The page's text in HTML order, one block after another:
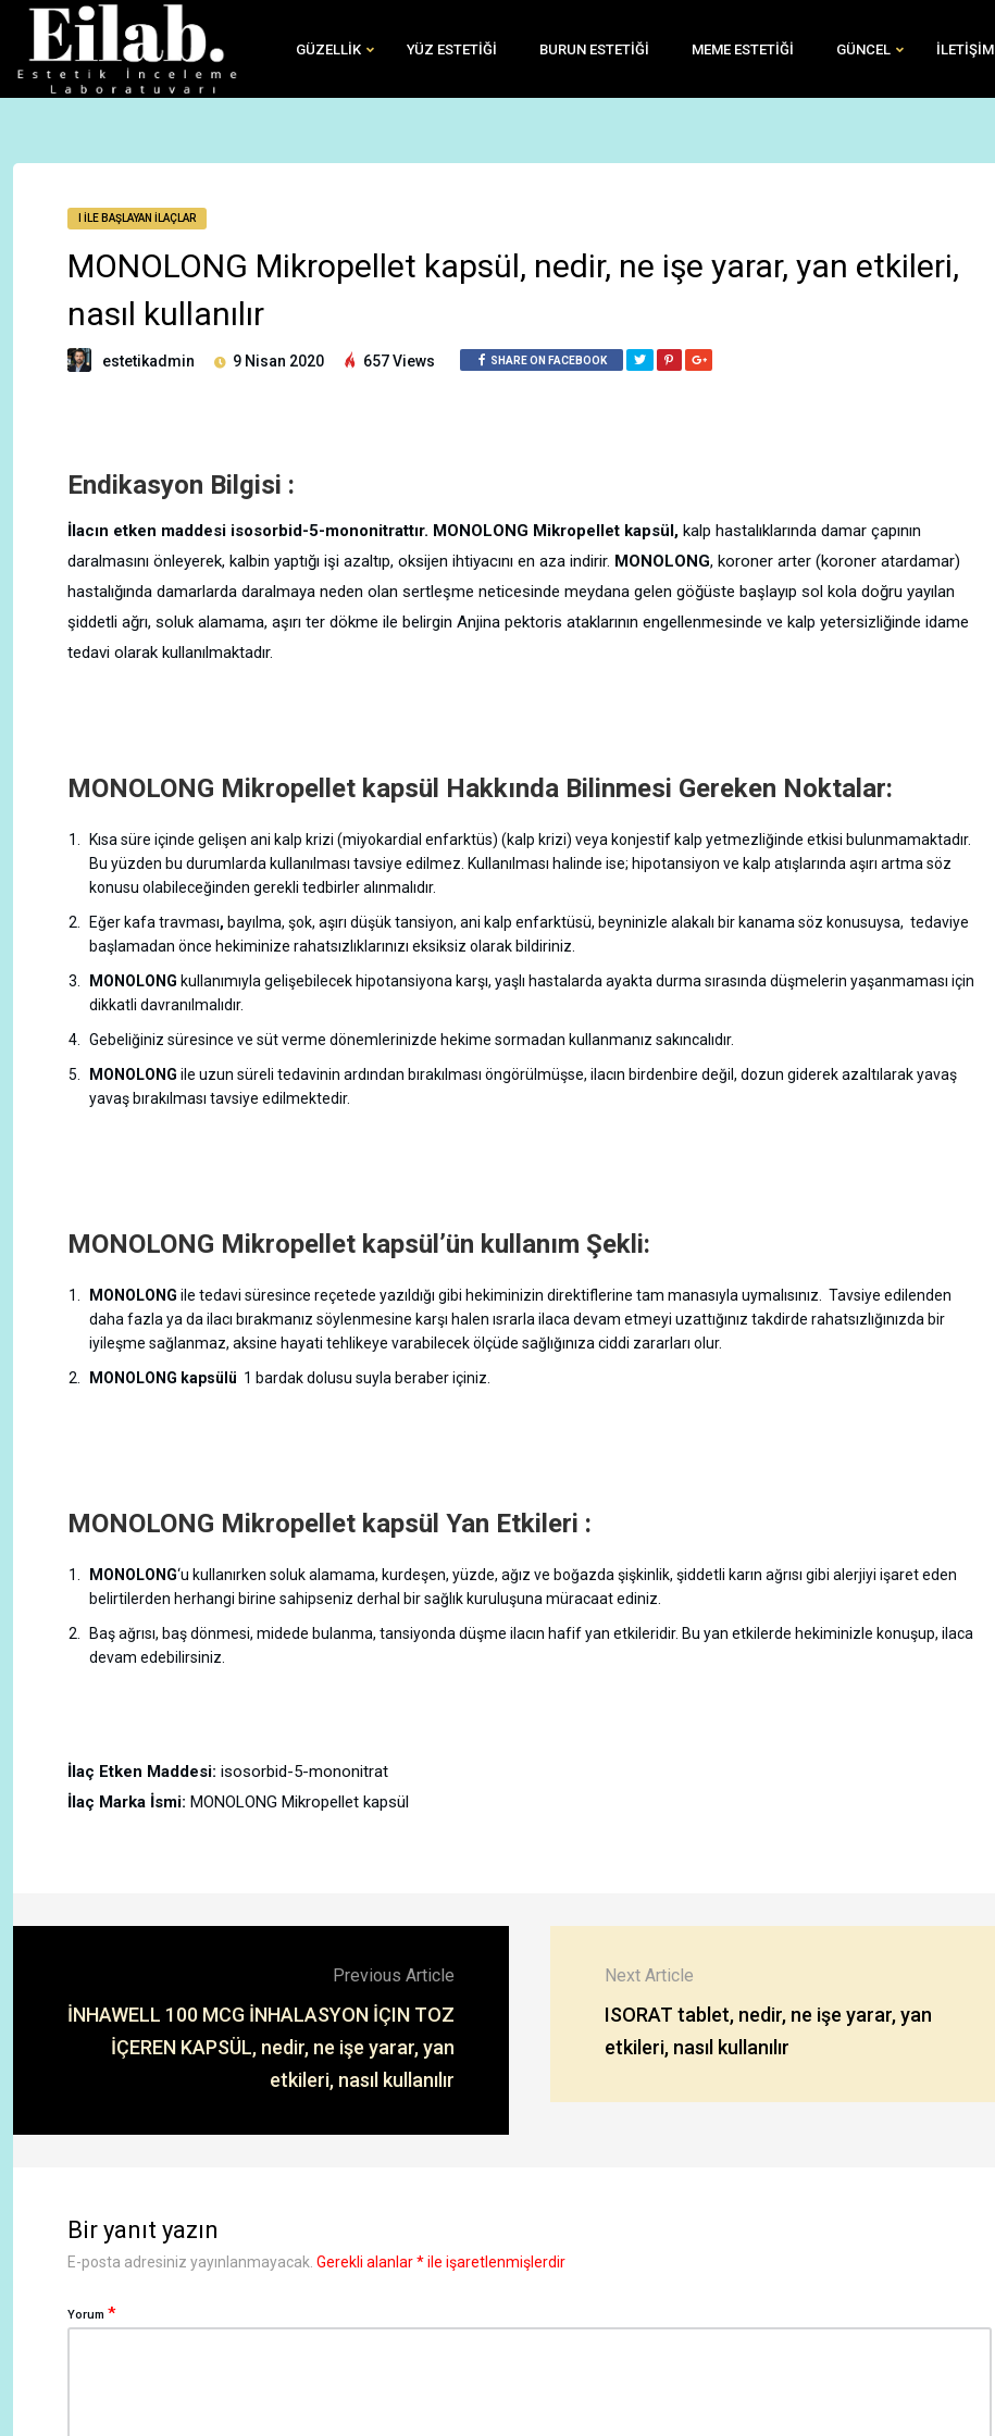
GÜZELLIK YÜZ ESTETIĞI BURUN ESTETIĞI MEME ESTETIĞI GÜNCEL İLETIŞIM
I İLE BAŞLAYAN İLAÇLAR
MONOLONG Mikropellet kapsül, nedir, ne işe yarar, yan etkileri,
nasıl kullanılır
estetikadmin 9 Nisan 2020 657 Views SHARE ON FACEBOOK
Endikasyon Bilgisi :
İlacın etken maddesi isosorbid-5-mononitrattır. MONOLONG Mikropellet kapsül, kalp hastalıklarında damar çapının
daralmasını önleyerek, kalbin yaptığı işi azaltıp, oksijen ihtiyacını en aza indirir. MONOLONG, koroner arter (koroner atardamar)
hastalığında damarlarda daralmaya neden olan sertleşme neticesinde meydana gelen göğüste başlayıp sol kola doğru yayılan
şiddetli ağrı, soluk alamama, aşırı ter dökme ile belirgin Anjina pektoris ataklarının engellenmesinde ve kalp yetersizliğinde idame
tedavi olarak kullanılmaktadır.
MONOLONG Mikropellet kapsül Hakkında Bilinmesi Gereken Noktalar:
Kısa süre içinde gelişen ani kalp krizi (miyokardial enfarktüs) (kalp krizi) veya konjestif kalp yetmezliğinde etkisi bulunmamaktadır.
Bu yüzden bu durumlarda kullanılması tavsiye edilmez. Kullanılması halinde ise; hipotansiyon ve kalp atışlarında aşırı artma söz
konusu olabileceğinden gerekli tedbirler alınmalıdır.
Eğer kafa travması, bayılma, şok, aşırı düşük tansiyon, ani kalp enfarktüsü, beyninizle alakalı bir kanama söz konusuysa, tedaviye
başlamadan önce hekiminize rahatsızlıklarınızı eksiksiz olarak bildiriniz.
MONOLONG kullanımıyla gelişebilecek hipotansiyona karşı, yaşlı hastalarda ayakta durma sırasında düşmelerin yaşanmaması için
dikkatli davranılmalıdır.
Gebeliğiniz süresince ve süt verme dönemlerinizde hekime sormadan kullanmanız sakıncalıdır.
MONOLONG ile uzun süreli tedavinin ardından bırakılması öngörülmüşse, ilacın birdenbire değil, dozun giderek azaltılarak yavaş
yavaş bırakılması tavsiye edilmektedir.
MONOLONG Mikropellet kapsül’ün kullanım Şekli:
MONOLONG ile tedavi süresince reçetede yazıldığı gibi hekiminizin direktiflerine tam manasıyla uymalısınız. Tavsiye edilenden
daha fazla ya da ilacı bırakmanız söylenmesine karşı halen ısrarla ilaca devam etmeyi uzattığınız takdirde rahatsızlığınızda bir
iyileşme sağlanmaz, aksine hayati tehlikeye varabilecek ölçüde sağlığınıza ciddi zararları olur.
MONOLONG kapsülü 1 bardak dolusu suyla beraber içiniz.
MONOLONG Mikropellet kapsül Yan Etkileri :
MONOLONG‘u kullanırken soluk alamama, kurdeşen, yüzde, ağız ve boğazda şişkinlik, şiddetli karın ağrısı gibi alerjiyi işaret eden
belirtilerden herhangi birine sahipseniz derhal bir sağlık kuruluşuna müracaat ediniz.
Baş ağrısı, baş dönmesi, midede bulanma, tansiyonda düşme ilacın hafif yan etkileridir. Bu yan etkilerde hekiminizle konuşup, ilaca
devam edebilirsiniz.
İlaç Etken Maddesi: isosorbid-5-mononitrat
İlaç Marka İsmi: MONOLONG Mikropellet kapsül
Previous Article
İNHAWELL 100 MCG İNHALASYON İÇIN TOZ
İÇEREN KAPSÜL, nedir, ne işe yarar, yan
etkileri, nasıl kullanılır
Next Article
ISORAT tablet, nedir, ne işe yarar, yan
etkileri, nasıl kullanılır
Bir yanıt yazın
E-posta adresiniz yayınlanmayacak. Gerekli alanlar*ile işaretlenmişlerdir
Yorum *